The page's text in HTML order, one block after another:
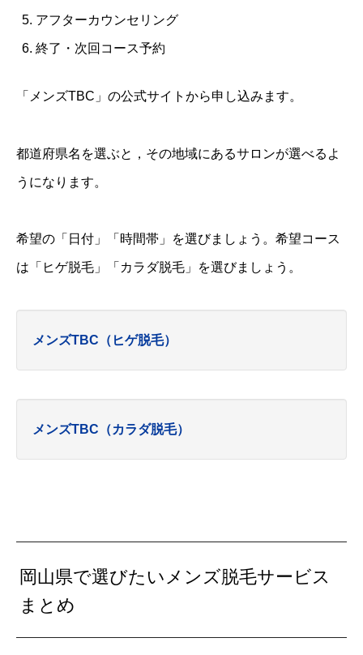
アフターカウンセリング
終了・次回コース予約
「メンズTBC」の公式サイトから申し込みます。
都道府県名を選ぶと，その地域にあるサロンが選べるよ
うになります。
希望の「日付」「時間帯」を選びましょう。希望コース
は「ヒゲ脱毛」「カラダ脱毛」を選びましょう。
メンズTBC（ヒゲ脱毛）
メンズTBC（カラダ脱毛）
岡山県で選びたいメンズ脱毛サービス
まとめ